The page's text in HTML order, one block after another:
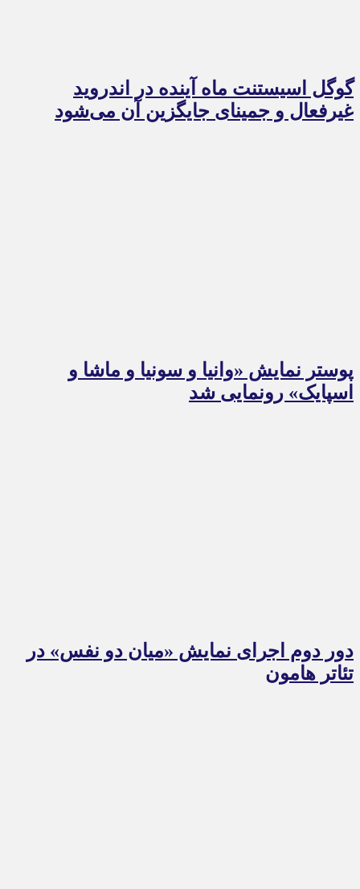
گوگل اسیستنت ماه آینده در اندروید
غیرفعال و جمینای جایگزین آن می‌شود
پوستر نمایش «وانیا و سونیا و ماشا و
اسپایک» رونمایی شد
دور دوم اجرای نمایش «میان دو نفس» در
تئاتر هامون